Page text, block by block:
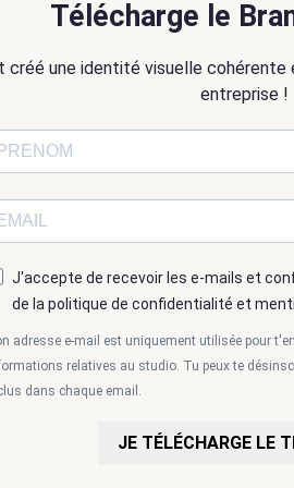
Télécharge le
créé une identité visuelle
entreprise !
J'accepte de recevoir les e-mails et
de la politique de confidentialité et
adresse e-mail est uniquement utilisée pour
relatives au studio. Tu peux te
dans chaque email.
JE TÉLÉCHARGE LE